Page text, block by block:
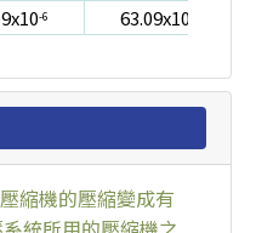
-6 63.09x10
縮機的壓縮變成有